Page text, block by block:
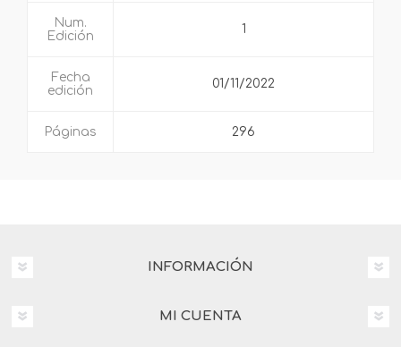
Num.
Edición
1
Fecha
edición
01/11/2022
Páginas 296
INFORMACIÓN
MI CUENTA